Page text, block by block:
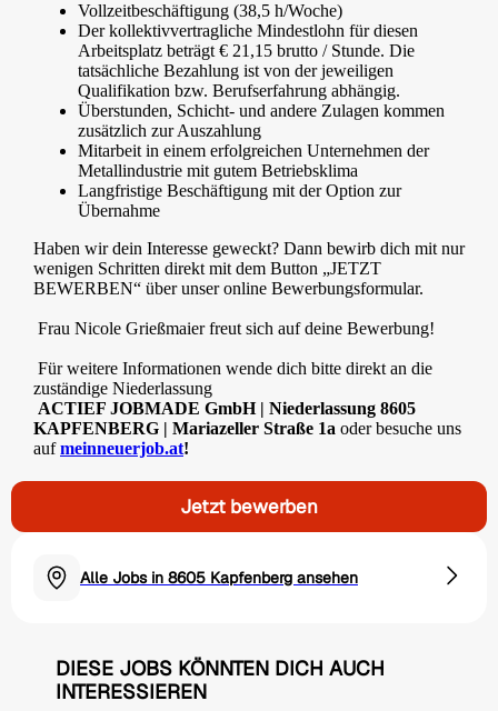
Vollzeitbeschäftigung (38,5 h/Woche)
Der kollektivvertragliche Mindestlohn für diesen
Arbeitsplatz beträgt € 21,15 brutto / Stunde. Die
tatsächliche Bezahlung ist von der jeweiligen
Qualifikation bzw. Berufserfahrung abhängig.
Überstunden, Schicht- und andere Zulagen kommen
zusätzlich zur Auszahlung
Mitarbeit in einem erfolgreichen Unternehmen der
Metallindustrie mit gutem Betriebsklima
Langfristige Beschäftigung mit der Option zur
Übernahme
Haben wir dein Interesse geweckt? Dann bewirb dich mit nur
wenigen Schritten direkt mit dem Button „JETZT
BEWERBEN“ über unser online Bewerbungsformular.
Frau Nicole Grießmaier freut sich auf deine Bewerbung!
Für weitere Informationen wende dich bitte direkt an die
zuständige Niederlassung
ACTIEF JOBMADE GmbH | Niederlassung 8605
KAPFENBERG | Mariazeller Straße 1a oder besuche uns
aufmeinneuerjob.at!
Jetzt bewerben
Alle Jobs in 8605 Kapfenberg ansehen
DIESE JOBS KÖNNTEN DICH AUCH
INTERESSIEREN